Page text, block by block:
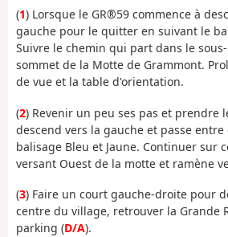
(1) Lorsque le GR®59 commence à
gauche pour le quitter en suivant le
Suivre le chemin qui part dans le
sommet de la Motte de Grammont.
de vue et la table d'orientation.
(2) Revenir un peu ses pas et prendre
descend vers la gauche et passe entre
balisage Bleu et Jaune. Continuer sur
versant Ouest de la motte et ramène
(3) Faire un court gauche-droite pour
centre du village, retrouver la Grande
parking (D/A).